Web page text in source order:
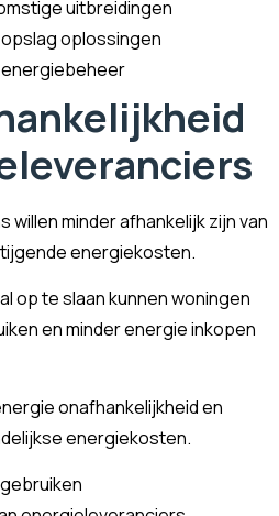
uitbreidingen
oplossingen
willen minder afhankelijk zijn van
energiekosten.
op te slaan kunnen woningen
en minder energie inkopen
onafhankelijkheid en
energiekosten.